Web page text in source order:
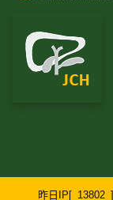
昨日IP[ 13802 ]